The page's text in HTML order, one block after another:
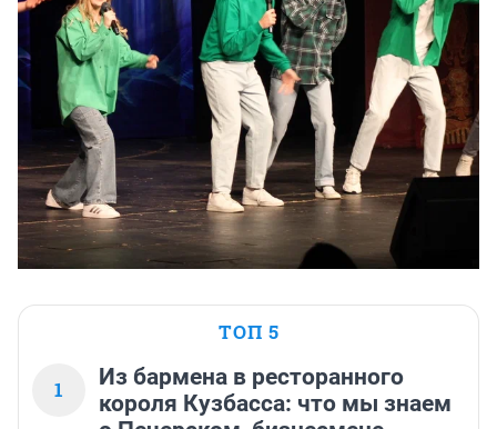
ТОП 5
1
Из бармена в ресторанного
короля Кузбасса: что мы знаем